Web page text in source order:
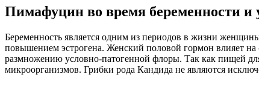
Пимафуцин во время беременности и
Беременность является одним из периодов в жизни
повышением эстрогена. Женский половой гормон влияет на
размножению условно-патогенной флоры. Так как пищей
микроорганизмов. Грибки рода Кандида не являются